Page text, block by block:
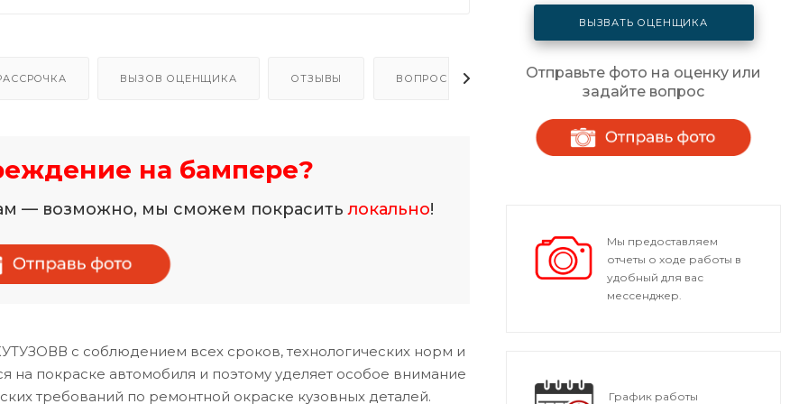
ВЫЗОВ ОЦЕНЩИКА ОТЗЫВЫ ВОПРОСЫ - ОТВЕТЫ
на бампере?
— возможно, мы сможем покраситьлокально!
с соблюдением всех сроков, технологических норм и
на покраске автомобиля и поэтому уделяет особое внимание
требований по ремонтной окраске кузовных деталей.
ВЫЗВАТЬ ОЦЕНЩИКА
Отправьте фото на оценку или
задайте вопрос
Мы предоставляем
отчеты о ходе работы в
удобный для вас
мессенджер.
График работы